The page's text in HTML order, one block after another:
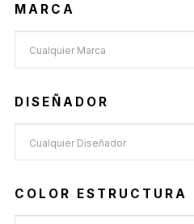
MARCA
Cualquier Marca
DISEÑADOR
Cualquier Diseñador
COLOR ESTRUCTURA